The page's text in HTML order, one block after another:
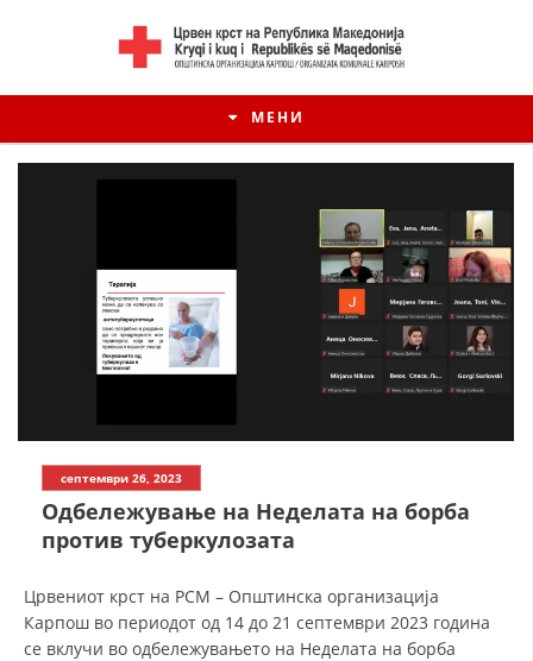
МЕНИ
ДЕЈСТВУВАЊЕ
септември 26, 2023
Одбележување на Неделата на борба
против туберкулозата
Црвениот крст на РСМ – Општинска организација
Карпош во периодот од 14 до 21 септември 2023 година
се вклучи во одбележувањето на Неделата на борба